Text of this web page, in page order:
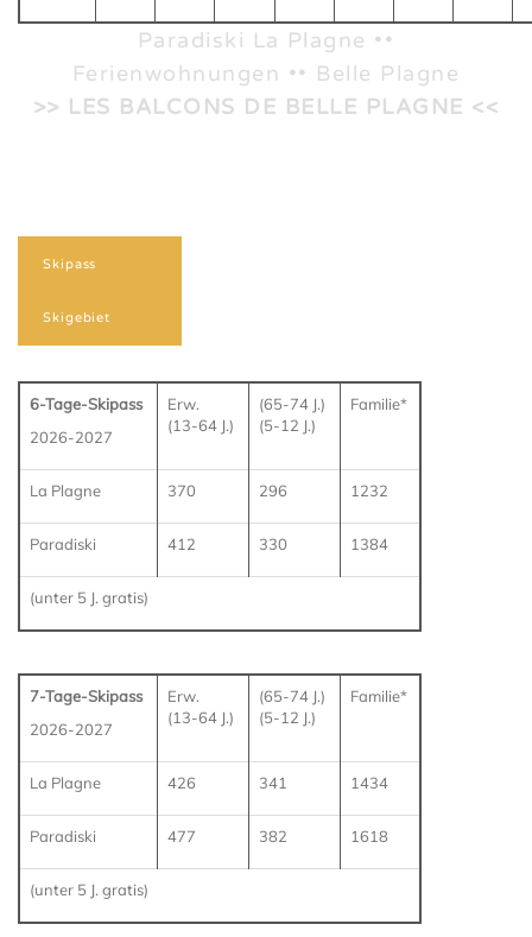
Paradiski La Plagne ••
Ferienwohnungen •• Belle Plagne
>> LES BALCONS DE BELLE PLAGNE <<
Skipass
Skigebiet
6-Tage-Skipass
2026-2027
Erw.
(13-64 J.)
(65-74 J.)
(5-12 J.)
Familie*
La Plagne 370 296 1232
Paradiski 412 330 1384
(unter 5 J. gratis)
7-Tage-Skipass
2026-2027
Erw.
(13-64 J.)
(65-74 J.)
(5-12 J.)
Familie*
La Plagne 426 341 1434
Paradiski 477 382 1618
(unter 5 J. gratis)